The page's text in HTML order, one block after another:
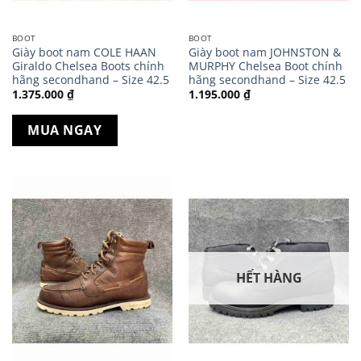
BOOT
Giày boot nam COLE HAAN
Giraldo Chelsea Boots chính
hãng secondhand – Size 42.5
1.375.000 ₫
MUA NGAY
BOOT
Giày boot nam JOHNSTON &
MURPHY Chelsea Boot chính
hãng secondhand – Size 42.5
1.195.000 ₫
HẾT HÀNG